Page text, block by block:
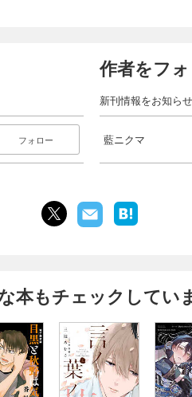
フォロー
作者をフ
新刊情報をお知らせ
藍ニクマ
本もチェックしてい